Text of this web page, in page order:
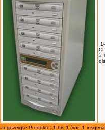
à
angezeigte Produkte: 1 bis 1 (von 1